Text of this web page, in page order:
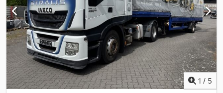
complete * Spoiler * Parasole * Cambio automatico *
Omologazione Euro 6
1 / 5